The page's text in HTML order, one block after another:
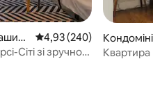
Середня оцінка: 4,93 з
4,93 (240)
Сіті зі зручною
Сіті
Квартира